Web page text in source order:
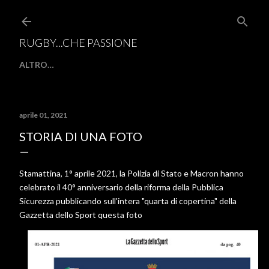
RUGBY...CHE PASSIONE
ALTRO…
aprile 01, 2021
STORIA DI UNA FOTO
Stamattina, 1° aprile 2021, la Polizia di Stato e Macron hanno
celebrato il 40° anniversario della riforma della Pubblica
Sicurezza pubblicando sull'intera "quarta di copertina" della
Gazzetta dello Sport questa foto